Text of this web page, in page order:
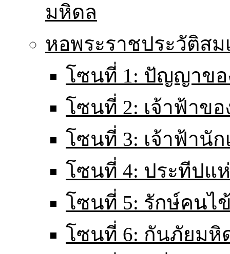
มหิดล
หอพระราชประวัติส
โซนที่ 1: ปัญญาข
โซนที่ 2: เจ้าฟ้าข
โซนที่ 3: เจ้าฟ้านัก
โซนที่ 4: ประทีปแ
โซนที่ 5: รักษ์คนไ
โซนที่ 6: กันภัยมหิ